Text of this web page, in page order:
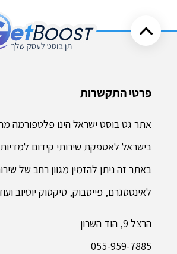
פרטי התקשרות
אתר גט בוסט ישראל הינו פלטפורמה
בישראל לאספקת שירותי קידום
באתר זה ניתן להזמין מגוון רחב של
לאינסטגרם, פייסבוק, טיקטוק יוטיוב
הרצל 9, הוד השרון
055-959-7885